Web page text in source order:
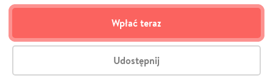
Wpłać teraz
Udostępnij